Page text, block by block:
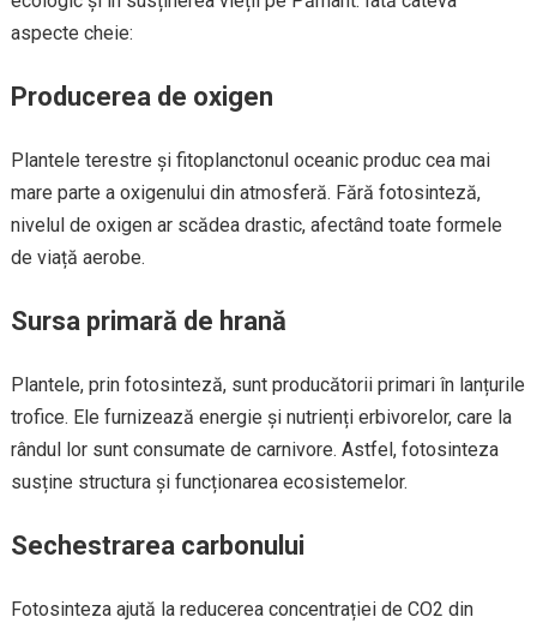
aspecte cheie:
Producerea de oxigen
Plantele terestre și fitoplanctonul oceanic produc cea mai
mare parte a oxigenului din atmosferă. Fără fotosinteză,
nivelul de oxigen ar scădea drastic, afectând toate formele
de viață aerobe.
Sursa primară de hrană
Plantele, prin fotosinteză, sunt producătorii primari în lanțurile
trofice. Ele furnizează energie și nutrienți erbivorelor, care la
rândul lor sunt consumate de carnivore. Astfel, fotosinteza
susține structura și funcționarea ecosistemelor.
Sechestrarea carbonului
Fotosinteza ajută la reducerea concentrației de CO2 din